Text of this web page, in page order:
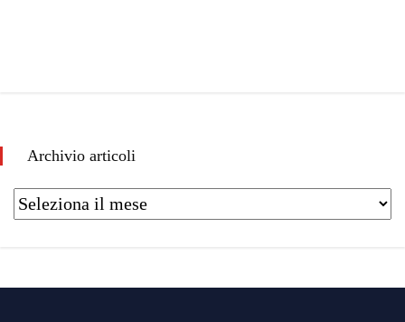
Archivio articoli